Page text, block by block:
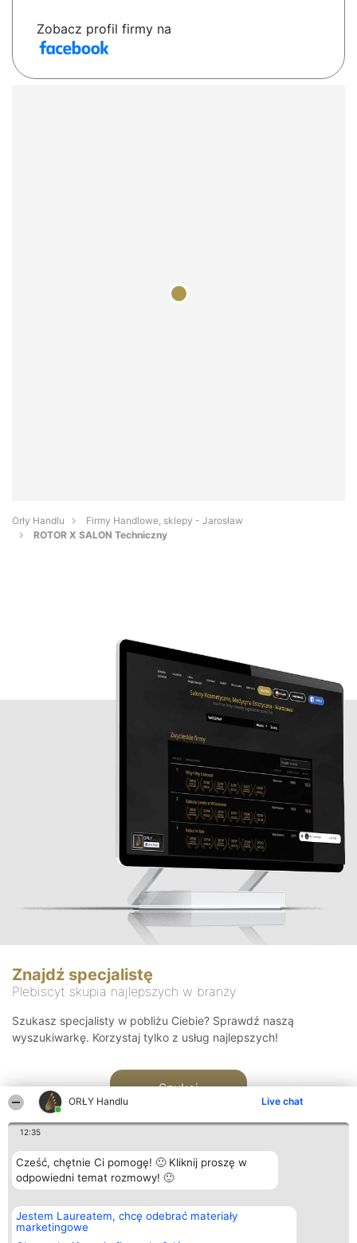
ORŁY Handlu Live chat
12:35
Cześć, chętnie Ci pomogę! 🙂 Kliknij proszę w
odpowiedni temat rozmowy! 🙂
Jestem Laureatem, chcę odebrać materiały
marketingowe
Zobacz profil firmy na
Orły Handlu
Firmy Handlowe, sklepy - Jarosław
ROTOR X SALON Techniczny
Znajdź specjalistę
Plebiscyt skupia najlepszych w branży
Szukasz specjalisty w pobliżu Ciebie? Sprawdź naszą
wyszukiwarkę. Korzystaj tylko z usług najlepszych!
Szukaj
Organizator plebiscytu
Bright Side Solutions sp. z o.
o. sp. k.
ul. Ruska 22
Plebiscyt
Laureaci
wszystkich
Kontakt
Kontakt